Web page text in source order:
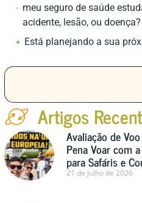
meu seguro de saúde
acidente, lesão, ou doença?
Está planejando a sua
Artigos
Avaliação de
Pena Voar com
para Safáris e
21 de julho de 2026